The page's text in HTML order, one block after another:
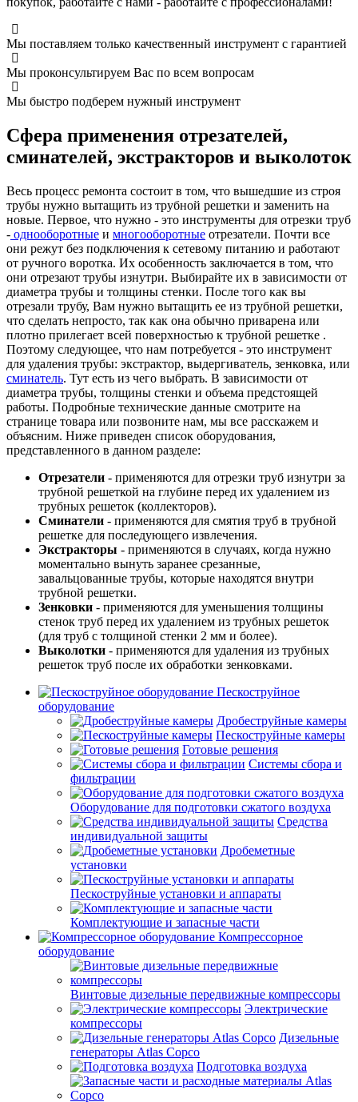
Мы поставляем только качественный инструмент с гарантией
Мы проконсультируем Вас по всем вопросам
Мы быстро подберем нужный инструмент
Сфера применения отрезателей,
сминателей, экстракторов и выколоток
Весь процесс ремонта состоит в том, что вышедшие из строя
трубы нужно вытащить из трубной решетки и заменить на
новые. Первое, что нужно - это инструменты для отрезки труб
- однооборотные и многооборотные отрезатели. Почти все
они режут без подключения к сетевому питанию и работают
от ручного воротка. Их особенность заключается в том, что
они отрезают трубы изнутри. Выбирайте их в зависимости от
диаметра трубы и толщины стенки. После того как вы
отрезали трубу, Вам нужно вытащить ее из трубной решетки,
что сделать непросто, так как она обычно приварена или
плотно прилегает всей поверхностью к трубной решетке .
Поэтому следующее, что нам потребуется - это инструмент
для удаления трубы: экстрактор, выдергиватель, зенковка, или
сминатель. Тут есть из чего выбрать. В зависимости от
диаметра трубы, толщины стенки и объема предстоящей
работы. Подробные технические данные смотрите на
странице товара или позвоните нам, мы все расскажем и
объясним. Ниже приведен список оборудования,
представленного в данном разделе:
Отрезатели - применяются для отрезки труб изнутри за
трубной решеткой на глубине перед их удалением из
трубных решеток (коллекторов).
Сминатели - применяются для смятия труб в трубной
решетке для последующего извлечения.
Экстракторы - применяются в случаях, когда нужно
моментально вынуть заранее срезанные,
завальцованные трубы, которые находятся внутри
трубной решетки.
Зенковки - применяются для уменьшения толщины
стенок труб перед их удалением из трубных решеток
(для труб с толщиной стенки 2 мм и более).
Выколотки - применяются для удаления из трубных
решеток труб после их обработки зенковками.
Пескоструйное
оборудование
Дробеструйные камеры
Пескоструйные камеры
Готовые решения
Системы сбора и
фильтрации
Оборудование для подготовки сжатого воздуха
Средства
индивидуальной защиты
Дробеметные
установки
Пескоструйные установки и аппараты
Комплектующие и запасные части
Компрессорное
оборудование
Винтовые дизельные передвижные компрессоры
Электрические
компрессоры
Дизельные
генераторы Atlas Copco
Подготовка воздуха